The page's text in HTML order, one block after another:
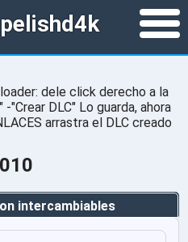
dele click derecho a la
DLC" Lo guarda, ahora
arrastra el DLC creado
intercambiables